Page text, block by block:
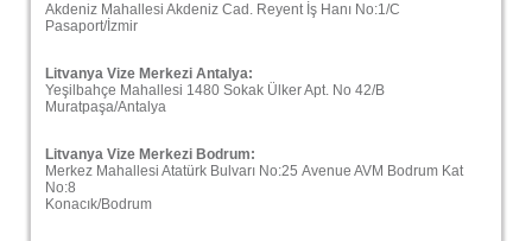
Akdeniz Mahallesi Akdeniz Cad. Reyent İş Hanı No:1/C
Pasaport/İzmir
Litvanya Vize Merkezi Antalya:
Yeşilbahçe Mahallesi 1480 Sokak Ülker Apt. No 42/B
Muratpaşa/Antalya
Litvanya Vize Merkezi Bodrum:
Merkez Mahallesi Atatürk Bulvarı No:25 Avenue AVM Bodrum Kat
No:8
Konacık/Bodrum